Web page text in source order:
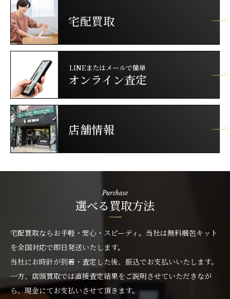
宅配買取
LINEまたはメールで簡単
オンライン査定
店舗情報
Purchase
選べる買取方法
宅配買取ならお手軽・安心・スピーディ。当社は無料梱包キット
を全国対応で即日発送いたします。
当社にお時計が到着・査定した後、振込でお支払いいたします。
一方、店頭買取では直接査定結果をご説明させていただきなが
ら、現金にてお支払いさせて頂きます。